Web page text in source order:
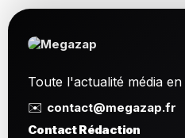
Toute l'actualité média
✉️ contact@megazap.fr
Contact Rédaction